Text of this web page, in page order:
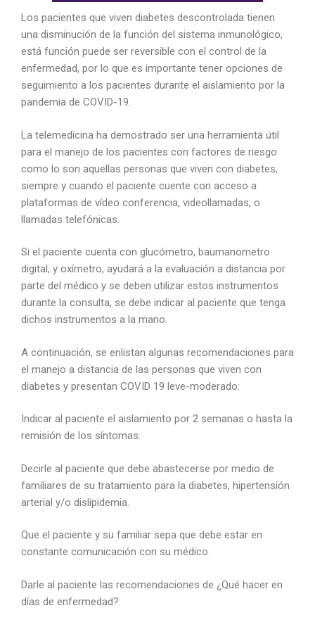
Los pacientes que viven diabetes descontrolada tienen
una disminución de la función del sistema inmunológico,
está función puede ser reversible con el control de la
enfermedad, por lo que es importante tener opciones de
seguimiento a los pacientes durante el aislamiento por la
pandemia de COVID-19.
La telemedicina ha demostrado ser una herramienta útil
para el manejo de los pacientes con factores de riesgo
como lo son aquellas personas que viven con diabetes,
siempre y cuando el paciente cuente con acceso a
plataformas de vídeo conferencia, videollamadas, o
llamadas telefónicas.
Si el paciente cuenta con glucómetro, baumanometro
digital, y oxímetro, ayudará a la evaluación a distancia por
parte del médico y se deben utilizar estos instrumentos
durante la consulta, se debe indicar al paciente que tenga
dichos instrumentos a la mano.
A continuación, se enlistan algunas recomendaciones para
el manejo a distancia de las personas que viven con
diabetes y presentan COVID 19 leve-moderado:
Indicar al paciente el aislamiento por 2 semanas o hasta la
remisión de los síntomas.
Decirle al paciente que debe abastecerse por medio de
familiares de su tratamiento para la diabetes, hipertensión
arterial y/o dislipidemia.
Que el paciente y su familiar sepa que debe estar en
constante comunicación con su médico.
Darle al paciente las recomendaciones de ¿Qué hacer en
días de enfermedad?: